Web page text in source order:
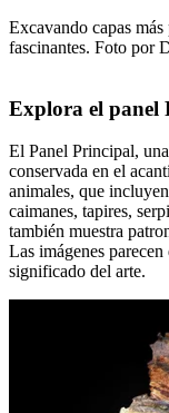
Excavando capas
fascinantes. Foto por
Explora el panel
El Panel Principal,
conservada en el
animales, que
caimanes, tapires,
también muestra
Las imágenes
significado del arte.